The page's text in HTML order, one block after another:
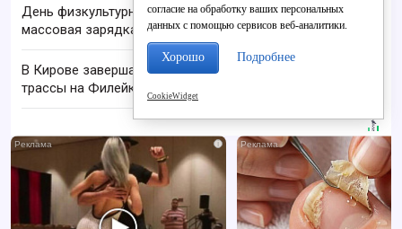
День физкультурника в Кирове: шествие и
массовая зарядка
В Кирове завершают ремонт лыжероллерной
трассы на Филейке
i
согласие на обработку ваших персональных
данных с помощью сервисов веб-аналитики.
Хорошо Подробнее
CookieWidget